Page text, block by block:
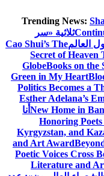
Trending News:
ثلاثية «سر
العالمCao Shui’s The
Secret of Heaven
GlobeBooks on the
Green in My Heart
Politics Becomes a
Esther Adelana’s
New Home in أَنا
Honoring
Kyrgyzstan, and
and Art Award
Poetic Voices Cross
Literature and